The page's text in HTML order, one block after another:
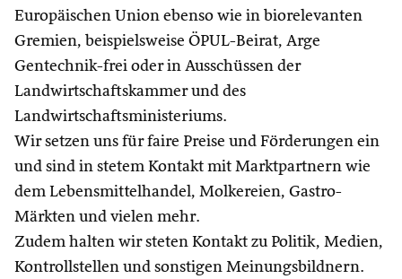
Europäischen Union ebenso wie in biorelevanten
Gremien, beispielsweise ÖPUL-Beirat, Arge
Gentechnik-frei oder in Ausschüssen der
Landwirtschaftskammer und des
Landwirtschaftsministeriums.
Wir setzen uns für faire Preise und Förderungen ein
und sind in stetem Kontakt mit Marktpartnern wie
dem Lebensmittelhandel, Molkereien, Gastro-
Märkten und vielen mehr.
Zudem halten wir steten Kontakt zu Politik, Medien,
Kontrollstellen und sonstigen Meinungsbildnern.